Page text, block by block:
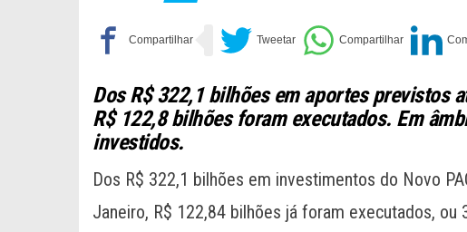
Dos R$ 322,1 bilhões em aportes previstos
R$ 122,8 bilhões foram executados. Em
investidos.
Dos R$ 322,1 bilhões em investimentos do Novo
Janeiro, R$ 122,84 bilhões já foram executados, ou